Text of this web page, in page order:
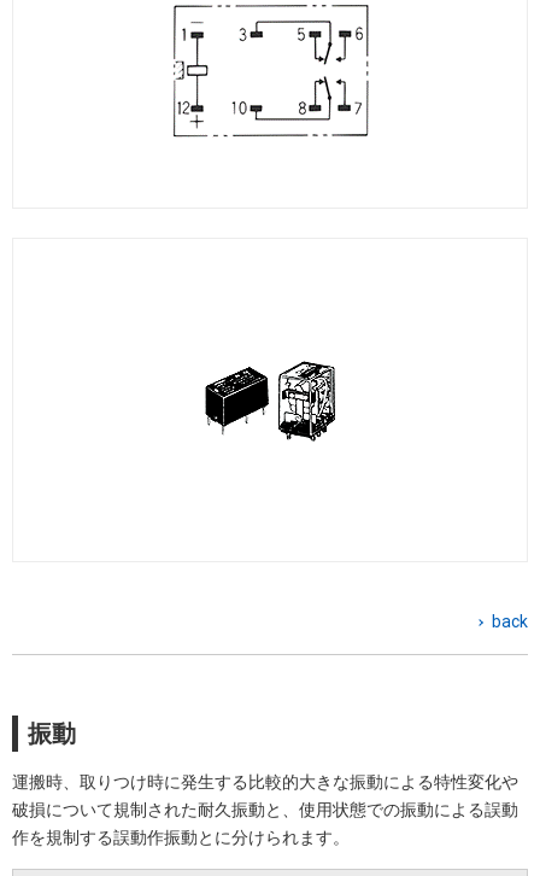
back
振動
運搬時、取りつけ時に発生する比較的大きな振動による特性変化や
破損について規制された耐久振動と、使用状態での振動による誤動
作を規制する誤動作振動とに分けられます。